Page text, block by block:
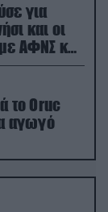
για
και οι
ΑΦΝΣ και
το Oruc
αγωγό